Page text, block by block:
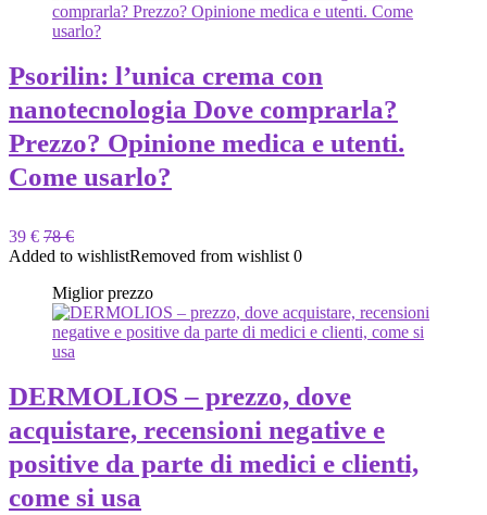
Psorilin: l’unica crema con
nanotecnologia Dove comprarla?
Prezzo? Opinione medica e utenti.
Come usarlo?
39 € 78 €
Added to wishlistRemoved from wishlist 0
Miglior prezzo
DERMOLIOS – prezzo, dove
acquistare, recensioni negative e
positive da parte di medici e clienti,
come si usa